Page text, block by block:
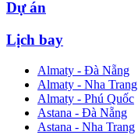
Dự án
Lịch bay
Almaty - Đà Nẵng
Almaty - Nha Trang
Almaty - Phú Quốc
Astana - Đà Nẵng
Astana - Nha Trang